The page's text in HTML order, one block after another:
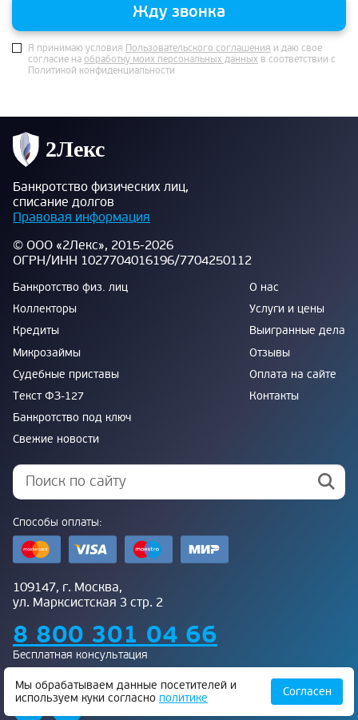
Жду звонка
Я принимаю условия Пользовательского соглашения и даю свое
согласие на обработку моих персональных данных в соответствии с
Политикой конфиденциальности
Банкротство физических лиц,
списание долгов
Правовая информация
© ООО «2Лекс», 2015-2026
ОГРН/ИНН 1027704016196/7704250112
Банкротство физ. лиц
Коллекторы
Кредиты
Микрозаймы
Судебные приставы
Текст ФЗ-127
Банкротство под ключ
Свежие новости
О нас
Услуги и цены
Выигранные дела
Отзывы
Оплата на сайте
Контакты
Способы оплаты:
109147, г. Москва,
ул. Марксистская 3 стр. 2
8 800 301 04 66
Бесплатная консультация
Мы обрабатываем данные посетителей и
используем куки согласно политике Согласен